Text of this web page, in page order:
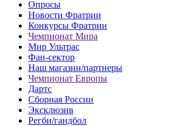
Опросы
Новости Фратрии
Конкурсы Фратрии
Чемпионат Мира
Мир Ультрас
Фан-cектор
Наш магазин/партнеры
Чемпионат Европы
Дартс
Сборная России
Эксклюзив
Регби/гандбол